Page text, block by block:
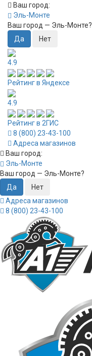
Ваш город:
Эль-Монте
Ваш город — Эль-Монте?
4.9
Рейтинг в Яндексе
4.9
Рейтинг в 2ГИС
8 (800) 23-43-100
Адреса магазинов
Ваш город:
Эль-Монте
Ваш город — Эль-Монте?
Адреса магазинов
8 (800) 23-43-100